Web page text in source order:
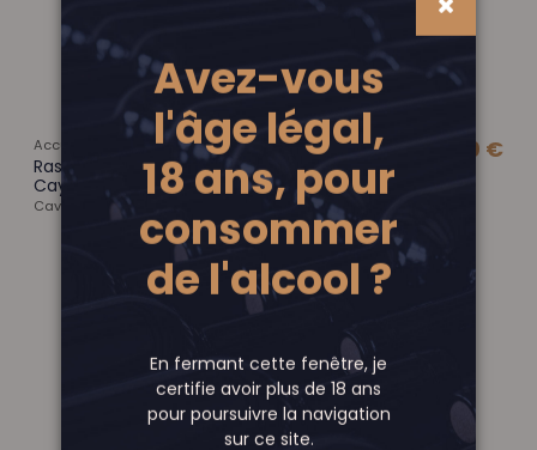
Accueil
Rasteau AOC La Réserve BIO – Camille
Cayran – Vin rouge
Cave de Cairanne
13,50 €
AJOUTER AU PANIER
Avez-vous
l'âge légal,
18 ans, pour
consommer
de l'alcool ?
En fermant cette fenêtre, je
certifie avoir plus de 18 ans
pour poursuivre la navigation
sur ce site.